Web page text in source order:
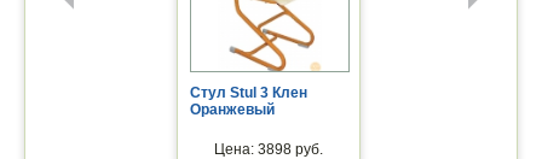
Стул Stul 3 Клен
Оранжевый
Цена: 3898 руб.